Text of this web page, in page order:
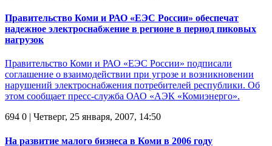
Правительство Коми и РАО «ЕЭС России» обеспечат
надежное электроснабжение в регионе в период пиковых
нагрузок
Правительство Коми и РАО «ЕЭС России» подписали
соглашение о взаимодействии при угрозе и возникновении
нарушений электроснабжения потребителей республики. Об
этом сообщает пресс-служба ОАО «АЭК «Комиэнерго».
694 0 | Четверг, 25 января, 2007, 14:50
На развитие малого бизнеса в Коми в 2006 году